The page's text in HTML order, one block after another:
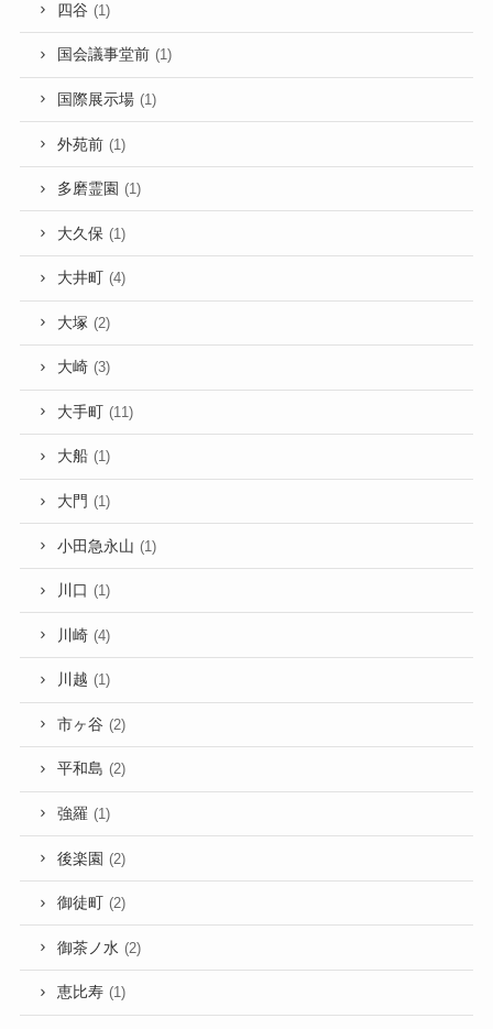
四谷 (1)
国会議事堂前 (1)
国際展示場 (1)
外苑前 (1)
多磨霊園 (1)
大久保 (1)
大井町 (4)
大塚 (2)
大崎 (3)
大手町 (11)
大船 (1)
大門 (1)
小田急永山 (1)
川口 (1)
川崎 (4)
川越 (1)
市ヶ谷 (2)
平和島 (2)
強羅 (1)
後楽園 (2)
御徒町 (2)
御茶ノ水 (2)
恵比寿 (1)